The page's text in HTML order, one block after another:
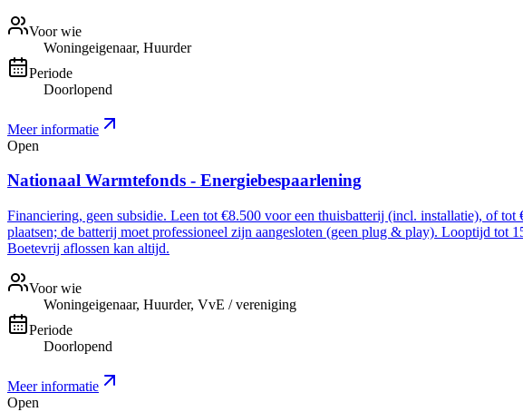
Voor wie
Woningeigenaar, Huurder
Periode
Doorlopend
Meer informatie
Open
Nationaal Warmtefonds - Energiebespaarlening
Financiering, geen subsidie. Leen tot €8.500 voor een thuisbatterij (incl. installatie), of
plaatsen; de batterij moet professioneel zijn aangesloten (geen plug & play). Looptijd tot
Boetevrij aflossen kan altijd.
Voor wie
Woningeigenaar, Huurder, VvE / vereniging
Periode
Doorlopend
Meer informatie
Open